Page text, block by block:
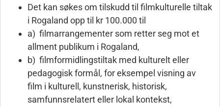
Det kan søkes om tilskudd til filmkulturelle tiltak
i Rogaland opp til kr 100.000 til
a) filmarrangementer som retter seg mot et
allment publikum i Rogaland,
b) filmformidlingstiltak med kulturelt eller
pedagogisk formål, for eksempel visning av
film i kulturell, kunstnerisk, historisk,
samfunnsrelatert eller lokal kontekst,